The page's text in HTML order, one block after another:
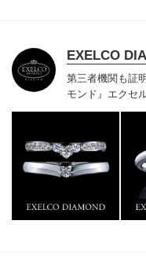
EXELCO
第三者機関も証
モンド』 エクセ
ベルギー発祥で
門店としてリン
す。おふたりに
い想いで「ヴァ
ナ」「保証内容